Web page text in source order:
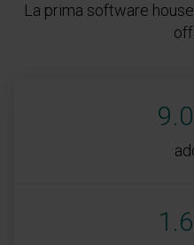
La prima software